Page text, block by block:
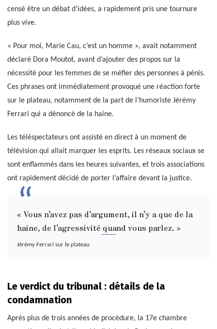
censé être un débat d’idées, a rapidement pris une tournure
plus vive.
« Pour moi, Marie Cau, c’est un homme », avait notamment
déclaré Dora Moutot, avant d’ajouter des propos sur la
nécessité pour les femmes de se méfier des personnes à pénis.
Ces phrases ont immédiatement provoqué une réaction forte
sur le plateau, notamment de la part de l’humoriste Jérémy
Ferrari qui a dénoncé de la haine.
Les téléspectateurs ont assisté en direct à un moment de
télévision qui allait marquer les esprits. Les réseaux sociaux se
sont enflammés dans les heures suivantes, et trois associations
ont rapidement décidé de porter l’affaire devant la justice.
« Vous n’avez pas d’argument, il n’y a que de la
haine, de l’agressivité quand vous parlez. »
Jérémy Ferrari sur le plateau
Le verdict du tribunal : détails de la
condamnation
Après plus de trois années de procédure, la 17e chambre